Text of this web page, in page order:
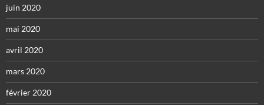
juin 2020
mai 2020
avril 2020
mars 2020
février 2020